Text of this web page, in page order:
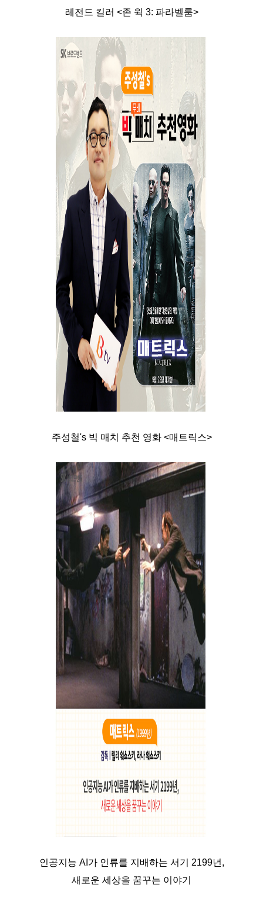
레전드 킬러 <존 윅 3: 파라벨룸>
주성철's 빅 매치 추천 영화 <매트릭스>
인공지능 AI가 인류를 지배하는 서기 2199년,
새로운 세상을 꿈꾸는 이야기